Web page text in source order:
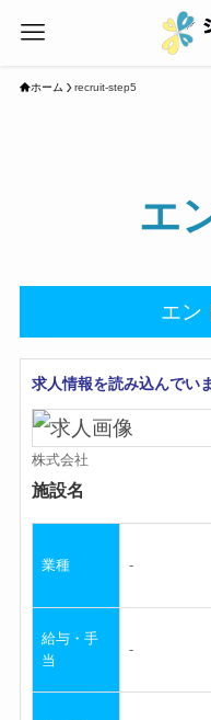
ホーム recruit-step5
エ
エン
求人情報を読み込んでい
株式会社
施設名
業種 -
給与・手
当
-